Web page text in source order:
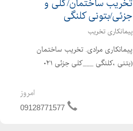
تخریب ساختمان/کلی و
جزئی/بتونی کلنگی
پیمانکاری تخریب
پیمانکاری مرادی. تخریب ساختمان
(بتنی ،کلنگی ___کلی جزئی ۰۲۱
ضایعات ،خاکبرداری ،گودبرداری با انواع
بیل مکانیکی ،بابکت.. باکارگران مجرب ،
امروز
09128771577